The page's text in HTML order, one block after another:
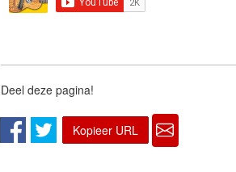
Deel deze pagina!
Kopieer URL